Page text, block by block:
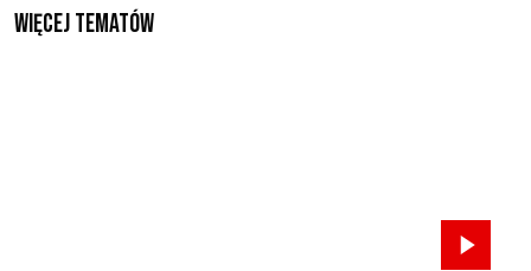
Więcej tematów